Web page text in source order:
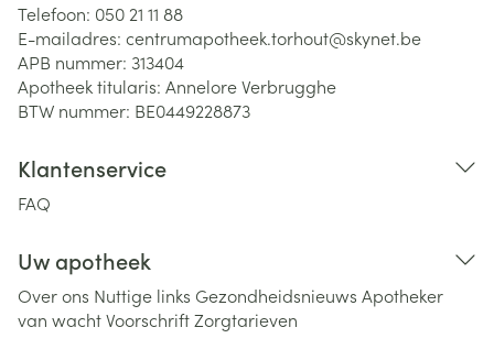
Telefoon: 050 21 11 88
E-mailadres: centrumapotheek.torhout@skynet.be
APB nummer: 313404
Apotheek titularis: Annelore Verbrugghe
BTW nummer: BE0449228873
Klantenservice
FAQ
Uw apotheek
Over ons Nuttige links Gezondheidsnieuws Apotheker
van wachtVoorschriftZorgtarieven